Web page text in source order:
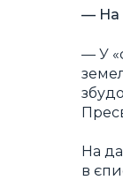
— На
— У
На
в